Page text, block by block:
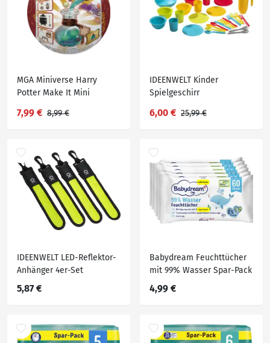
MGA Miniverse Harry
Potter Make It Mini
7,99 € 8,99 €
IDEENWELT Kinder
Spielgeschirr
6,00 € 25,99 €
IDEENWELT LED-Reflektor-
Anhänger 4er-Set
5,87 €
Babydream Feuchttücher
mit 99% Wasser Spar-Pack
4,99 €